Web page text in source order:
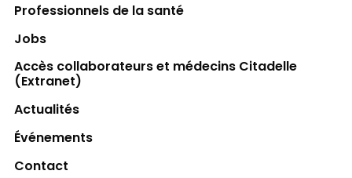
Professionnels de la santé
Jobs
Accès collaborateurs et médecins Citadelle
(Extranet)
Actualités
Événements
Contact